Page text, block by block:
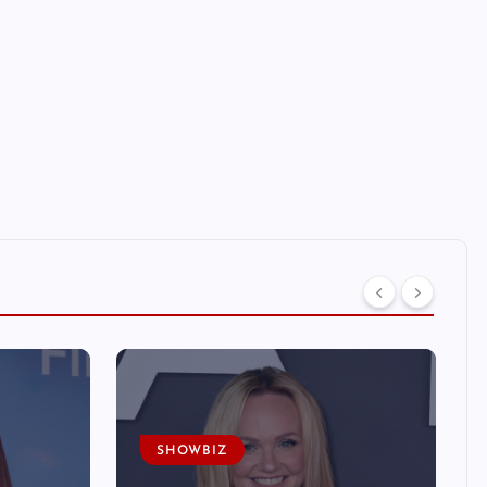
SHOWBIZ